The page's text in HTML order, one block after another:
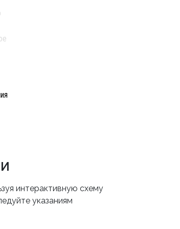
интерактивную схему
указаниям